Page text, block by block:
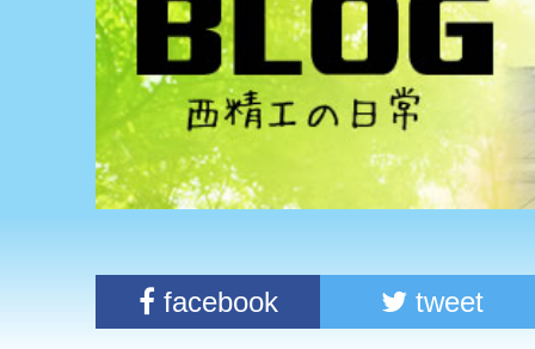
facebook tweet